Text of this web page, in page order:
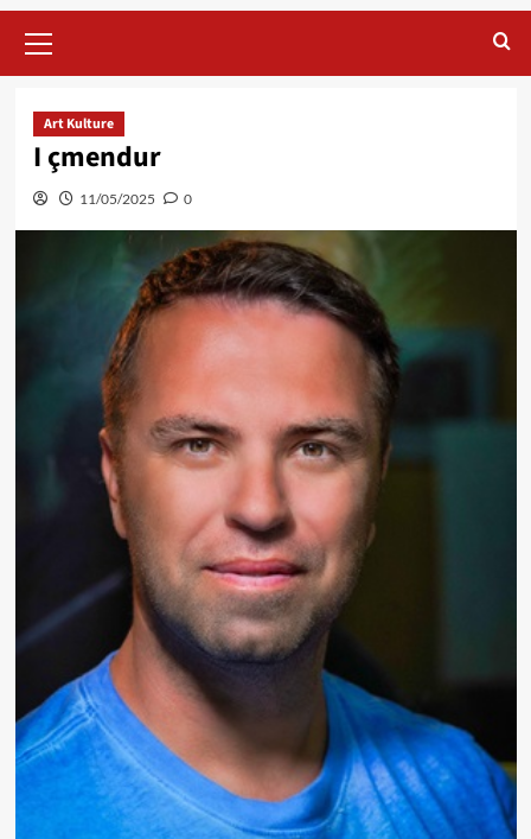
Menu
Art Kulture
I çmendur
11/05/2025 0